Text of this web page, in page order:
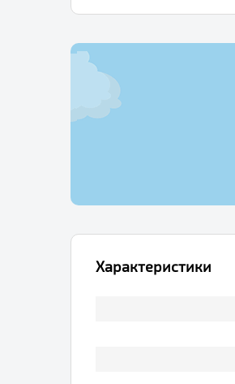
Характеристики